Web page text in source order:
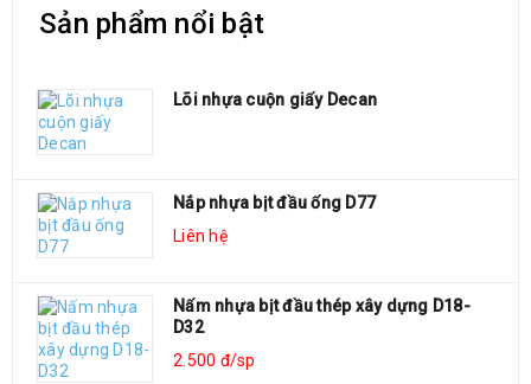
Sản phẩm nổi bật
Lõi nhựa cuộn giấy Decan
Nắp nhựa bịt đầu ống D77
Liên hệ
Nấm nhựa bịt đầu thép xây dựng D18-
D32
2.500 đ/sp